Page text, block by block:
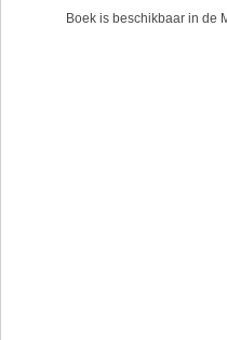
Boek is beschikbaar in de